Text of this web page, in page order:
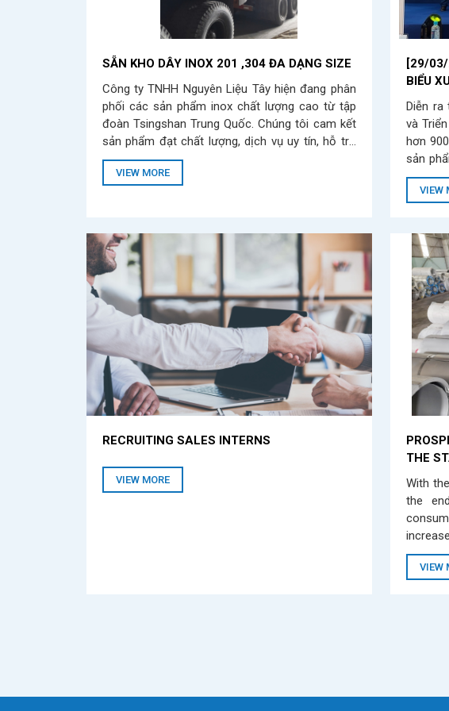
SẴN KHO DÂY INOX 201 ,304 ĐA DẠNG SIZE
Công ty TNHH Nguyên Liệu Tây hiện đang phân
phối các sản phẩm inox chất lượng cao từ tập
đoàn Tsingshan Trung Quốc. Chúng tôi cam kết
sản phẩm đạt chất lượng, dịch vụ uy tín, hỗ trợ
hết mình đưa sản phẩm đến tay khách hàng.
VIEW MORE
[29/
BIỂU
Diễn
và
hơn
sản
thiết bị
niệm,....
VIEW
RECRUITING SALES INTERNS
VIEW MORE
THE
With
the
VIEW